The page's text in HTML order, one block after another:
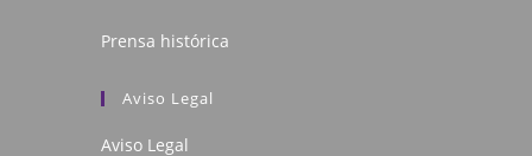
Prensa histórica
Aviso Legal
Aviso Legal